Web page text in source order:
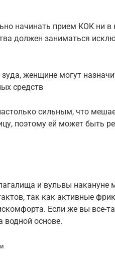
начинать прием КОК ни в
должен заниматься
женщине могут
средств
сильным, что
поэтому ей может быть
и вульвы накануне
так как активные
Если же вы все-
водной основе.